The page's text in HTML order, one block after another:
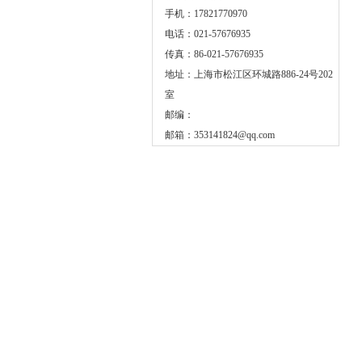
手机：17821770970
电话：021-57676935
传真：86-021-57676935
地址：上海市松江区环城路886-24号202
室
邮编：
邮箱： 353141824@qq.com